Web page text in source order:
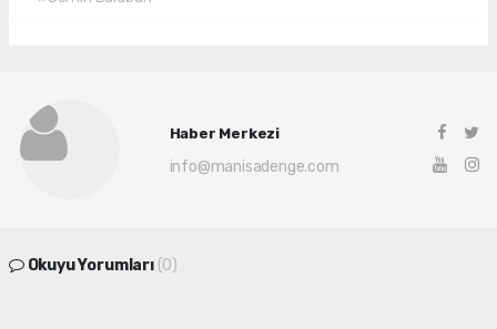
Haber Merkezi
info@manisadenge.com
Okuyu Yorumları (0)